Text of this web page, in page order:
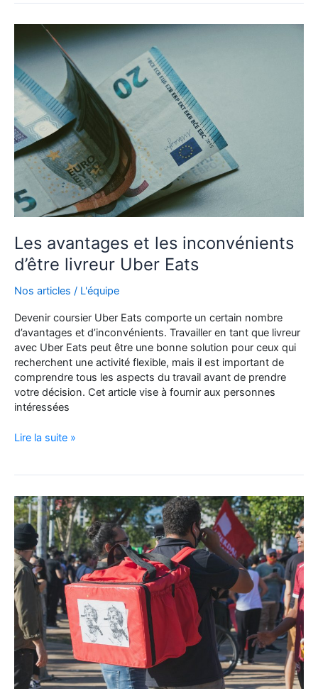
avec
clients
en
tant
que
livreur
Uber
Eats
?
Les avantages et les inconvénients
d’être livreur Uber Eats
Nos articles / L'équipe
Devenir coursier Uber Eats comporte un certain nombre
d’avantages et d’inconvénients. Travailler en tant que livreur
avec Uber Eats peut être une bonne solution pour ceux qui
recherchent une activité flexible, mais il est important de
comprendre tous les aspects du travail avant de prendre
votre décision. Cet article vise à fournir aux personnes
intéressées
Les
inconvénients
d’être
livreur
Uber
Eats
Lire la suite »